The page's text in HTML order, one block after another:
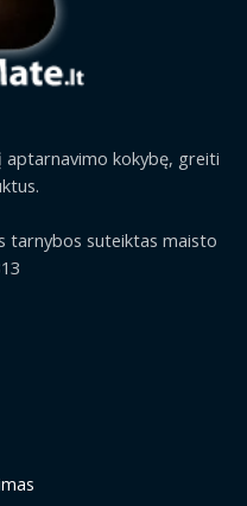
aptarnavimo kokybę, greiti
tarnybos suteiktas maisto